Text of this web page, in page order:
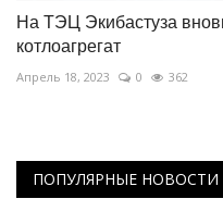
На ТЭЦ Экибастуза
котлоагрегат
Апрель 18, 2023 0 362
ПОПУЛЯРНЫЕ НОВОСТИ